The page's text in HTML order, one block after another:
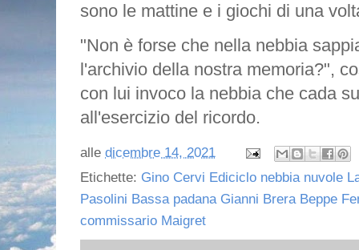
sono le mattine e i giochi di una
"Non è forse che nella nebbia
l'archivio della nostra memoria?",
con lui invoco la nebbia che cada
all'esercizio del ricordo.
alle dicembre 14, 2021
Etichette: Gino Cervi Ediciclo nebbia nuvole
Pasolini Bassa padana Gianni Brera Beppe
commissario Maigret